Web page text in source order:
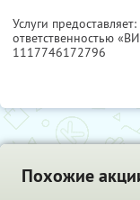
Услуги
ответственностью
1117746172796
Похожие